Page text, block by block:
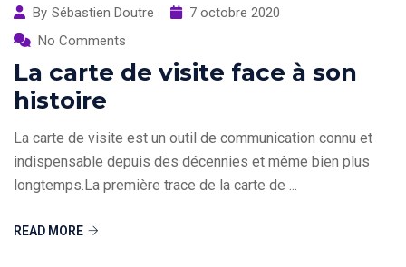
By Sébastien Doutre
7 octobre 2020
No Comments
La carte de visite face à son
histoire
La carte de visite est un outil de communication connu et
indispensable depuis des décennies et même bien plus
longtemps.La première trace de la carte de ...
READ MORE